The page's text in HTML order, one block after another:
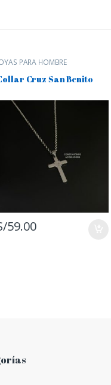
PARA HOMBRE
Cruz San Benito
59.00